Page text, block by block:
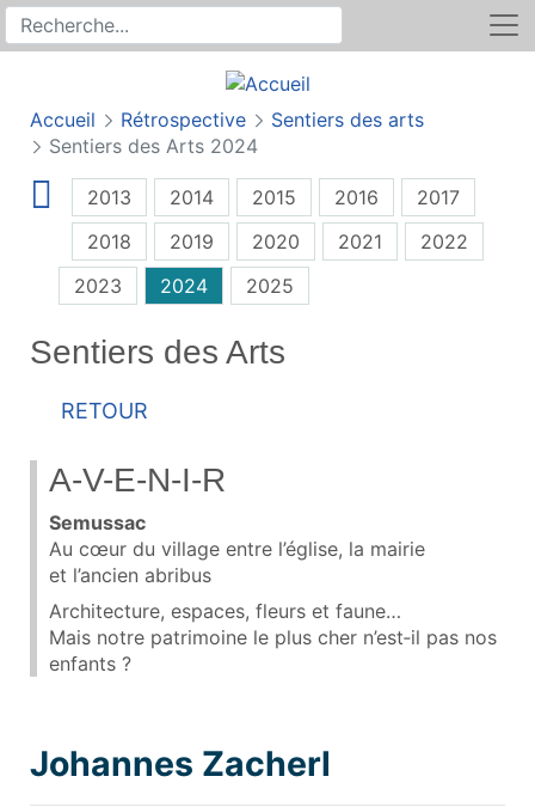
Recherche sur le site
Rechercher
Accueil Rétrospective
Sentiers des arts
Sentiers des Arts 2024
2013 2014 2015 2016
2017
2018
2019 2020 2021
2022
2023
2024 2025
Sentiers des Arts
Retour
A-V-E-N-I-R
Semussac
Au cœur du village entre l’église, la mairie
et l’ancien abribus
Architecture, espaces, fleurs et faune…
Mais notre patrimoine le plus cher n’est‑il pas nos
enfants ?
Johannes Zacherl